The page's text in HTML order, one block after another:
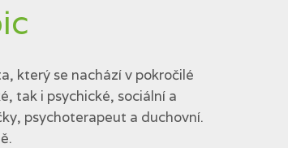
který se nachází v pokročilé
tak i psychické, sociální a
psychoterapeut a duchovní.